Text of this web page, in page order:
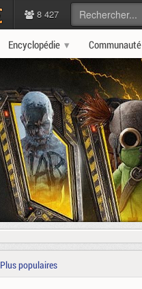
8 427
Encyclopédie Communauté
Plus populaires